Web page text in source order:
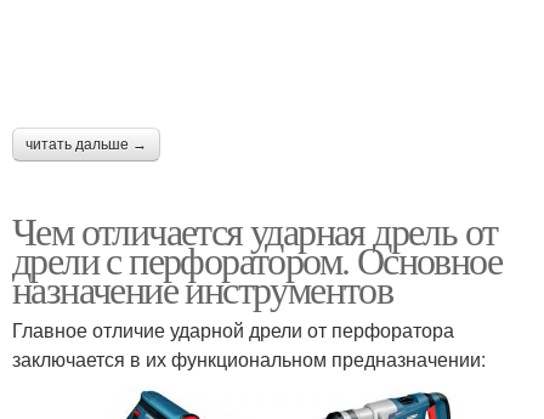
читать дальше →
Чем отличается ударная дрель от
дрели с перфоратором. Основное
назначение инструментов
Главное отличие ударной дрели от перфоратора
заключается в их функциональном предназначении: